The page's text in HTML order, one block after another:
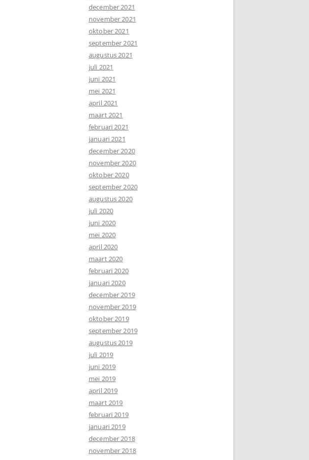
december 2021
november 2021
oktober 2021
september 2021
augustus 2021
juli 2021
juni 2021
mei 2021
april 2021
maart 2021
februari 2021
januari 2021
december 2020
november 2020
oktober 2020
september 2020
augustus 2020
juli 2020
juni 2020
mei 2020
april 2020
maart 2020
februari 2020
januari 2020
december 2019
november 2019
oktober 2019
september 2019
augustus 2019
juli 2019
juni 2019
mei 2019
april 2019
maart 2019
februari 2019
januari 2019
december 2018
november 2018